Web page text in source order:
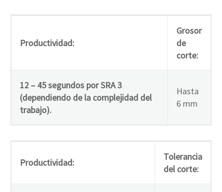
Productividad:
Grosor
de
corte:
12 – 45 segundos por SRA 3
(dependiendo de la complejidad del
trabajo).
Hasta
6 mm
Productividad:
Tolerancia
del corte: